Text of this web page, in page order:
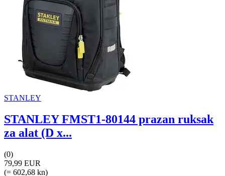
STANLEY
STANLEY FMST1-80144 prazan ruksak
za alat (D x...
(0)
79,99 EUR
(= 602,68 kn)